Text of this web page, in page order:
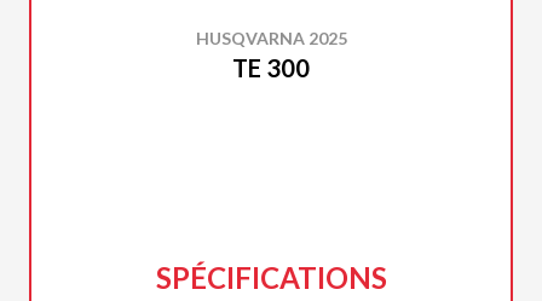
HUSQVARNA 2025
TE 300
SPÉCIFICATIONS